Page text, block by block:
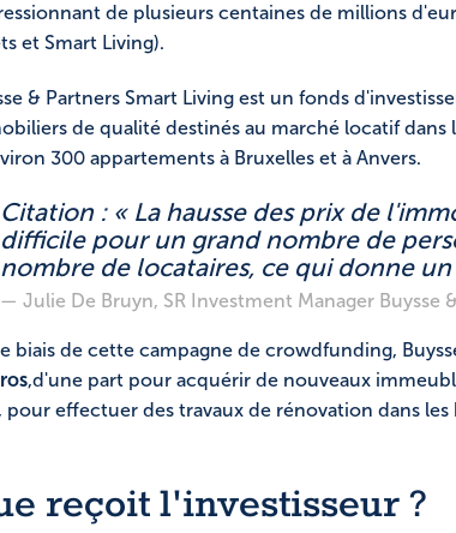
de plusieurs centaines de millions
et Smart Living).
& Partners Smart Living est un fonds
de qualité destinés au marché locatif
300 appartements à Bruxelles et à Anvers.
Citation : « La hausse des prix de
difficile pour un grand nombre de
nombre de locataires, ce qui donne
— Julie De Bruyn, SR Investment Manager Buysse
biais de cette campagne de crowdfunding,
,d'une part pour acquérir de nouveaux
pour effectuer des travaux de rénovation dans
reçoit l'investisseur ?